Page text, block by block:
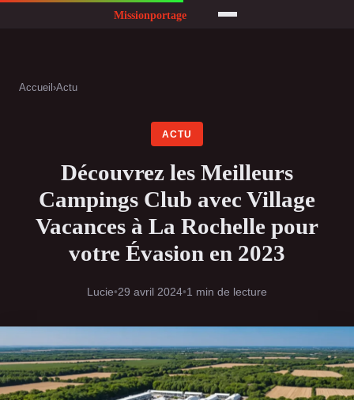
Accueil ›Actu
ACTU
Découvrez les Meilleurs
Campings Club avec Village
Vacances à La Rochelle pour
votre Évasion en 2023
Lucie•29 avril 2024•1 min de lecture